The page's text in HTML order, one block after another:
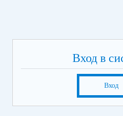
Вход в
Вход